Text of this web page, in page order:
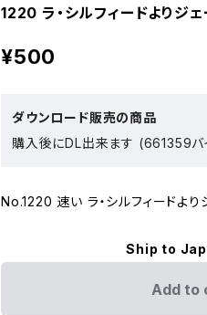
1220 ラ・シルフィードよりジ
¥500
ダウンロード販売の商品
購入後にDL出来ます (661359バ
No.1220 速い ラ・シルフィードより
Ship to
Add to